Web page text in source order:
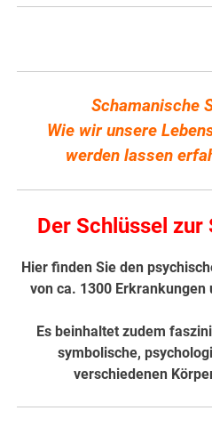
Schamanische
Wie wir unsere
werden lassen
Der Schlüssel
Hier finden Sie den
von ca. 1300 Erkrankungen
Es beinhaltet zudem
symbolische,
verschiedenen